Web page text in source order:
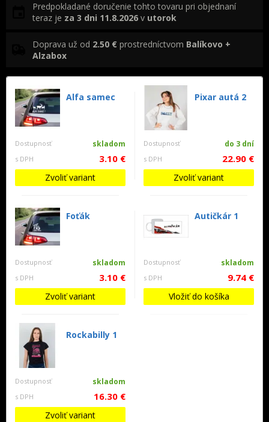
Predpokladané doručenie tohto tovaru pri objednaní
teraz je za 3 dni 11.8.2026 v utorok
Doprava už od 2.50 € prostredníctvom Balíkovo +
Alzabox
Alfa samec
Dostupnosť skladom
s DPH 3.10 €
Zvoliť variant
Pixar autá 2
Dostupnosť do 3 dní
s DPH 22.90 €
Zvoliť variant
Foťák
Dostupnosť skladom
s DPH 3.10 €
Zvoliť variant
Autičkár 1
Dostupnosť skladom
s DPH 9.74 €
Vložiť do košíka
Rockabilly 1
Dostupnosť skladom
s DPH 16.30 €
Zvoliť variant